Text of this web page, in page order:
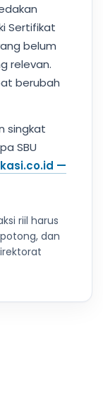
Sertifikat
belum
relevan.
berubah
singkat
SBU
—
riil harus
dan